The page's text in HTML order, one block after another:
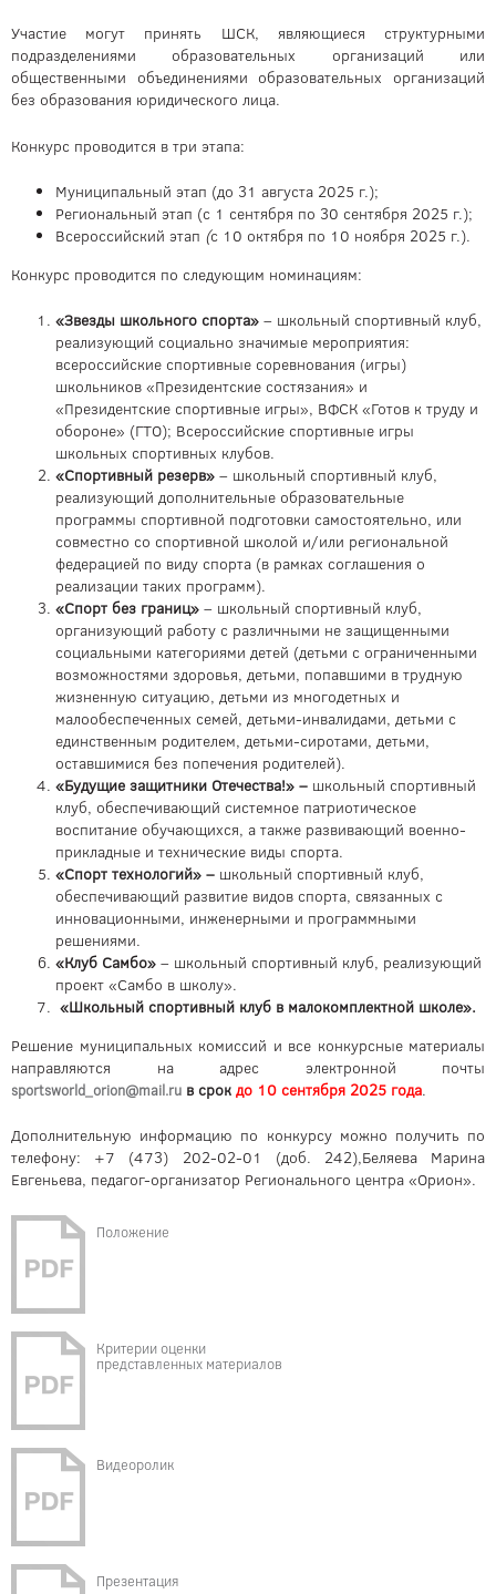
Участие могут принять ШСК, являющиеся структурными
подразделениями образовательных организаций или
общественными объединениями образовательных организаций
без образования юридического лица.
Конкурс проводится в три этапа:
Муниципальный этап (до 31 августа 2025 г.);
Региональный этап (с 1 сентября по 30 сентября 2025 г.);
Всероссийский этап (с 10 октября по 10 ноября 2025 г.).
Конкурс проводится по следующим номинациям:
«Звезды школьного спорта» – школьный спортивный клуб,
реализующий социально значимые мероприятия:
всероссийские спортивные соревнования (игры)
школьников «Президентские состязания» и
«Президентские спортивные игры», ВФСК «Готов к труду и
обороне» (ГТО); Всероссийские спортивные игры
школьных спортивных клубов.
«Спортивный резерв» – школьный спортивный клуб,
реализующий дополнительные образовательные
программы спортивной подготовки самостоятельно, или
совместно со спортивной школой и/или региональной
федерацией по виду спорта (в рамках соглашения о
реализации таких программ).
«Спорт без границ» – школьный спортивный клуб,
организующий работу с различными не защищенными
социальными категориями детей (детьми с ограниченными
возможностями здоровья, детьми, попавшими в трудную
жизненную ситуацию, детьми из многодетных и
малообеспеченных семей, детьми-инвалидами, детьми с
единственным родителем, детьми-сиротами, детьми,
оставшимися без попечения родителей).
«Будущие защитники Отечества!» – школьный спортивный
клуб, обеспечивающий системное патриотическое
воспитание обучающихся, а также развивающий военно-
прикладные и технические виды спорта.
«Спорт технологий» – школьный спортивный клуб,
обеспечивающий развитие видов спорта, связанных с
инновационными, инженерными и программными
решениями.
«Клуб Самбо» – школьный спортивный клуб, реализующий
проект «Самбо в школу».
«Школьный спортивный клуб в малокомплектной школе».
Решение муниципальных комиссий и все конкурсные материалы
направляются на адрес электронной почты
sportsworld_orion@mail.ru в срок до 10 сентября 2025 года.
Дополнительную информацию по конкурсу можно получить по
телефону: +7 (473) 202-02-01 (доб. 242),Беляева Марина
Евгеньева, педагог-организатор Регионального центра «Орион».
Положение
Критерии оценки
представленных материалов
Видеоролик
Презентация